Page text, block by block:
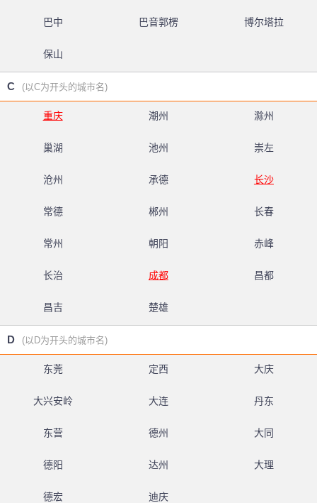
巴中 巴音郭楞 博尔塔拉
保山
C (以C为开头的城市名)
重庆 潮州 滁州
巢湖 池州 崇左
沧州 承德 长沙
常德 郴州 长春
常州 朝阳 赤峰
长治 成都 昌都
昌吉 楚雄
D (以D为开头的城市名)
东莞 定西 大庆
大兴安岭 大连 丹东
东营 德州 大同
德阳 达州 大理
德宏 迪庆